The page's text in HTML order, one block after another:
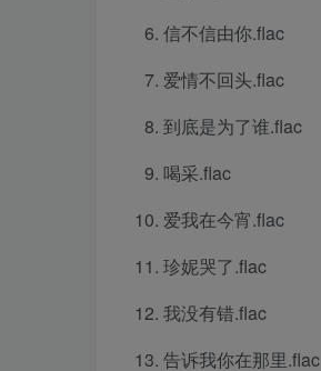
信不信由你.flac
爱情不回头.flac
到底是为了谁.flac
喝采.flac
爱我在今宵.flac
珍妮哭了.flac
我没有错.flac
告诉我你在那里.flac